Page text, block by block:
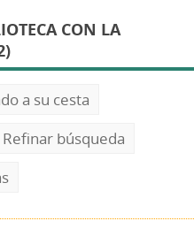
CON LA
a su cesta
Refinar búsqueda